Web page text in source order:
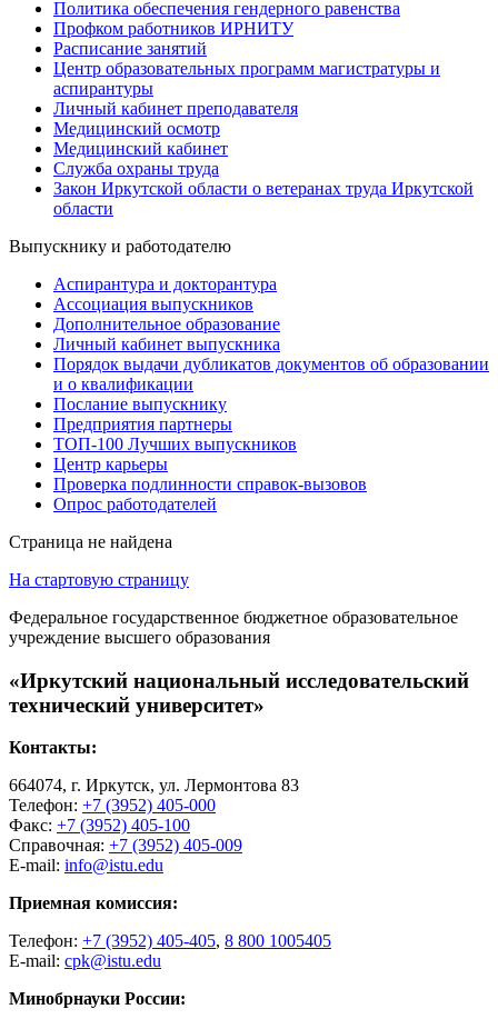
Политика обеспечения гендерного равенства
Профком работников ИРНИТУ
Расписание занятий
Центр образовательных программ магистратуры и
аспирантуры
Личный кабинет преподавателя
Медицинский осмотр
Медицинский кабинет
Служба охраны труда
Закон Иркутской области о ветеранах труда Иркутской
области
Выпускнику и работодателю
Аспирантура и докторантура
Ассоциация выпускников
Дополнительное образование
Личный кабинет выпускника
Порядок выдачи дубликатов документов об образовании
и о квалификации
Послание выпускнику
Предприятия партнеры
ТОП-100 Лучших выпускников
Центр карьеры
Проверка подлинности справок-вызовов
Опрос работодателей
Страница не найдена
На стартовую страницу
Федеральное государственное бюджетное образовательное
учреждение высшего образования
«Иркутский национальный исследовательский
технический университет»
Контакты:
664074, г. Иркутск, ул. Лермонтова 83
Телефон: +7 (3952) 405-000
Факс: +7 (3952) 405-100
Справочная: +7 (3952) 405-009
E-mail: info@istu.edu
Приемная комиссия:
Телефон: +7 (3952) 405-405, 8 800 1005405
E-mail: cpk@istu.edu
Минобрнауки России: